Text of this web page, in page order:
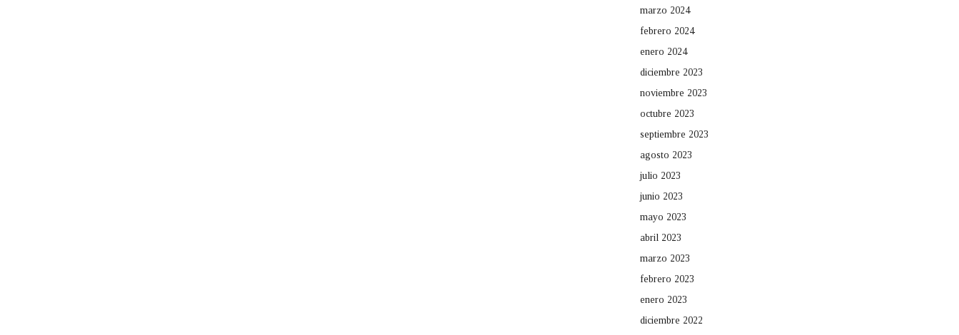
marzo 2024
febrero 2024
enero 2024
diciembre 2023
noviembre 2023
octubre 2023
septiembre 2023
agosto 2023
julio 2023
junio 2023
mayo 2023
abril 2023
marzo 2023
febrero 2023
enero 2023
diciembre 2022